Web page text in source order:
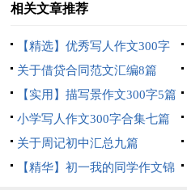
相关文章推荐
【精选】优秀写人作文300字
汇编6篇
关于借贷合同范文汇编8篇
【实用】描写景作文300字5篇
小学写人作文300字合集七篇
关于周记初中汇总九篇
【精华】初一我的同学作文锦